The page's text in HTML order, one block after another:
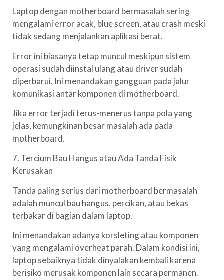
Laptop dengan motherboard bermasalah sering
mengalami error acak, blue screen, atau crash meski
tidak sedang menjalankan aplikasi berat.
Error ini biasanya tetap muncul meskipun sistem
operasi sudah diinstal ulang atau driver sudah
diperbarui. Ini menandakan gangguan pada jalur
komunikasi antar komponen di motherboard.
Jika error terjadi terus-menerus tanpa pola yang
jelas, kemungkinan besar masalah ada pada
motherboard.
7. Tercium Bau Hangus atau Ada Tanda Fisik
Kerusakan
Tanda paling serius dari motherboard bermasalah
adalah muncul bau hangus, percikan, atau bekas
terbakar di bagian dalam laptop.
Ini menandakan adanya korsleting atau komponen
yang mengalami overheat parah. Dalam kondisi ini,
laptop sebaiknya tidak dinyalakan kembali karena
berisiko merusak komponen lain secara permanen.